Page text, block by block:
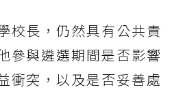
校長，仍然具有公共責
參與遴選期間是否影響
衝突，以及是否妥善處